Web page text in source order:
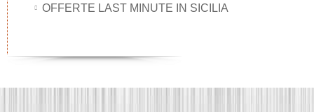
OFFERTE LAST MINUTE IN SICILIA